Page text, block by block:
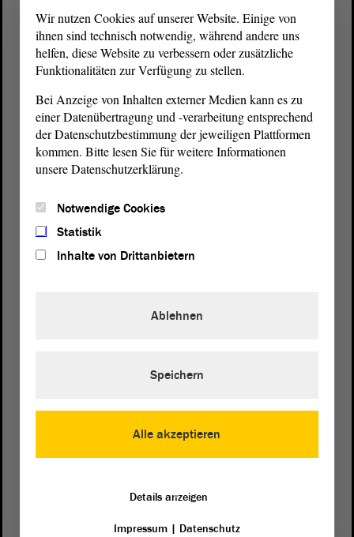
Postanschrift
Domplatz 6–9
39104 Magdeburg
0391 / 560 - 1123
Presse- und Öffentlichkeitsarbeit
Wir nutzen Cookies auf unserer Website. Einige von
ihnen sind technisch notwendig, während andere uns
helfen, diese Website zu verbessern oder zusätzliche
Funktionalitäten zur Verfügung zu stellen.
Bei Anzeige von Inhalten externer Medien kann es zu
einer Datenübertragung und -verarbeitung entsprechend
der Datenschutzbestimmung der jeweiligen Plattformen
kommen. Bitte lesen Sie für weitere Informationen
unsere Datenschutzerklärung.
Notwendige Cookies
Statistik
Inhalte von Drittanbietern
Alle akzeptieren
Ablehnen
Speichern
Details anzeigen
Impressum| Datenschutz